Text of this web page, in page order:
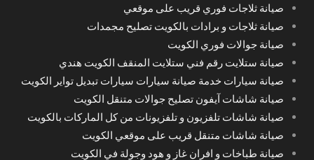
صيانة ثلاجات فوري قريب على موقعي
صيانة ثلاجات و برادات بالكويت تصليح مجمدات
صيانة جوالات فوري الكويت
صيانة ستلايت رقم فني ستلايت المنقف الكويت هندي
صيانة سيارات خدمة صيانة سيارات سيارات تبديل تواير الكويت
صيانة شاشات آيفون تصليح جوالات متنقل الكويت
صيانة شاشات تلفزيون و تلفزيونات من كل الماركات بالكويت
صيانة شاشات متنقل قريب على موقعي الكويت
صيانة طباخات و افران غاز و هود وجولة في الكويت